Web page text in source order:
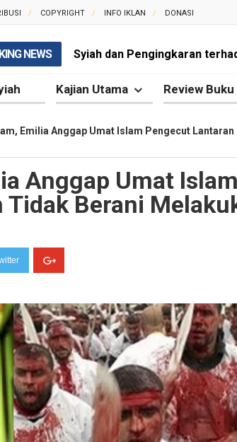
COPYRIGHT INFO IKLAN DONASI
NEWS Syiah dan Pengingkaran
Mengapa Syiah Mengklaim
Syiah dan Kebiasaan
Kesalahan Syiah dalam
Syiah dan Pengingkaran
Syiah dan Fitnah Besar
Mengapa Syiah
Syiah dan Penyelewengan
Syiah dan Penyimpangan
Kesalahan Syiah dalam
Syiah dan Konsep Imamah
Syiah dan Ketidakkonsistenan
Kajian Utama Review Buku
Emilia Anggap Umat Islam Pengecut
Anggap Umat Islam
Berani